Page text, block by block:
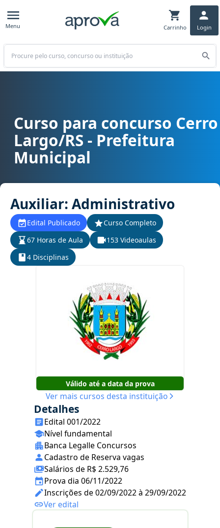
Menu Carrinho Login
Buscar
Curso para concurso Cerro Largo/RS - Prefeitura Municipal cargo
Curso para concurso Cerro
Largo/RS - Prefeitura
Municipal
Auxiliar: Administrativo
Edital Publicado
Curso Completo
67 Horas de Aula
153 Videoaulas
4 Disciplinas
Válido até a data da prova
Ver mais cursos desta instituição
Detalhes
Edital 001/2022
Nível fundamental
Banca Legalle Concursos
Cadastro de Reserva vagas
Salários de R$ 2.529,76
Prova dia 06/11/2022
Inscrições de 02/09/2022 à 29/09/2022
Ver edital